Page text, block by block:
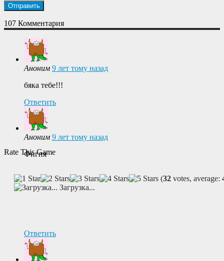
Rate This Game
(32 votes, average:
Загрузка...
107 Комментария
Аноним 9 лет тому назад
бяка тебе!!!
Ответить
Аноним 9 лет тому назад
Фигня
Ответить